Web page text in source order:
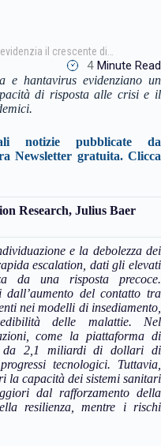
4 Minute Read
e hantavirus evidenziano un
di risposta alle crisi e il
notizie pubblicate da
Newsletter gratuita. Clicca
Research, Julius Baer
e la debolezza dei
escalation, dati gli elevati
da una risposta precoce.
del contatto tra
nei modelli di insediamento,
delle malattie. Nel
come la piattaforma di
da 2,1 miliardi di dollari di
tecnologici. Tuttavia,
la capacità dei sistemi sanitari
dal rafforzamento della
resilienza, mentre i rischi